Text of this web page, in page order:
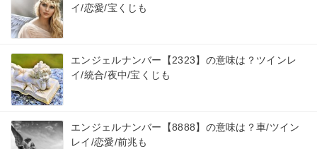
イ/恋愛/宝くじも
エンジェルナンバー【2323】の意味は？ツインレ
イ/統合/夜中/宝くじも
エンジェルナンバー【8888】の意味は？車/ツイン
レイ/恋愛/前兆も